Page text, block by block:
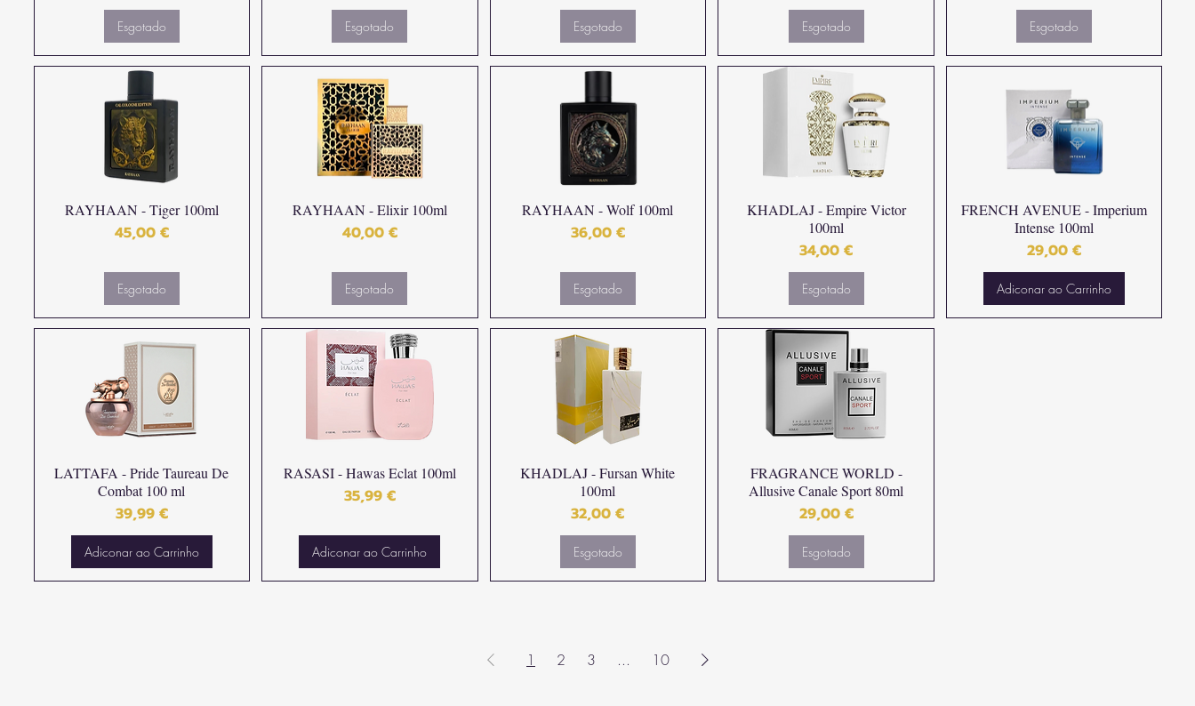
Esgotado Esgotado Esgotado Esgotado Esgotado
RAYHAAN - Tiger 100ml
Preço
45,00 €
Esgotado
RAYHAAN - Elixir 100ml
Preço
40,00 €
Esgotado
RAYHAAN - Wolf 100ml
Preço
36,00 €
Esgotado
KHADLAJ - Empire Victor
100ml
Preço
34,00 €
Esgotado
FRENCH AVENUE - Imperium
Intense 100ml
Preço
29,00 €
Adiconar ao Carrinho
LATTAFA - Pride Taureau De
Combat 100 ml
Preço
39,99 €
Adiconar ao Carrinho
RASASI - Hawas Eclat 100ml
Preço
35,99 €
Adiconar ao Carrinho
KHADLAJ - Fursan White
100ml
Preço
32,00 €
Esgotado
FRAGRANCE WORLD -
Allusive Canale Sport 80ml
Preço
29,00 €
Esgotado
1 2 3 ... 10